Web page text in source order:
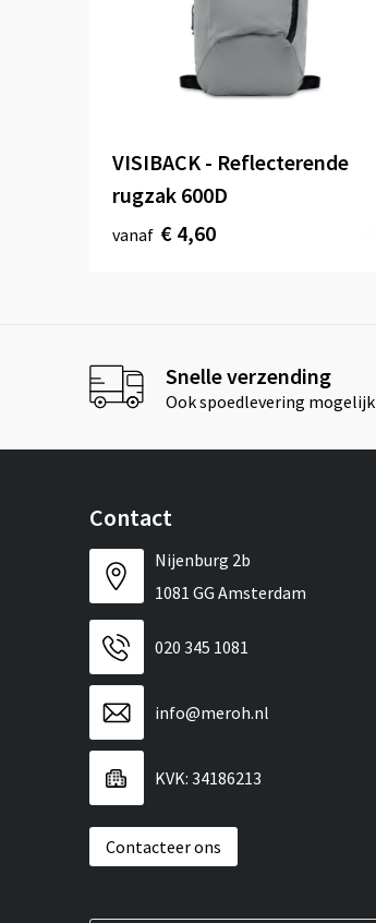
VISIBACK - Reflecterende
rugzak 600D
vanaf € 4,60
Snelle verzending
Ook spoedlevering mogelijk
Contact
Nijenburg 2b
1081 GG Amsterdam
020 345 1081
info@meroh.nl
KVK: 34186213
Contacteer ons